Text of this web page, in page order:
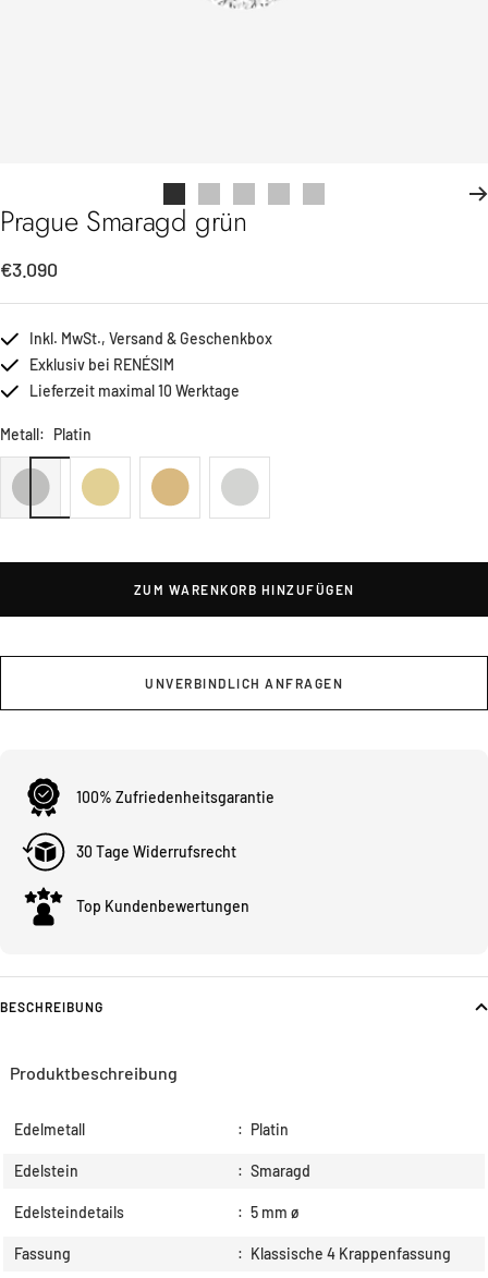
Zur
Slide
Zur
Slide
Zur
Slide
Zur
Zur
Prague Smaragd grün
Angebotspreis
€3.090
Inkl. MwSt., Versand & Geschenkbox
Exklusiv bei RENÉSIM
Lieferzeit maximal 10 Werktage
Metall: Platin
ZUM WARENKORB HINZUFÜGEN
UNVERBINDLICH ANFRAGEN
100% Zufriedenheitsgarantie
30 Tage Widerrufsrecht
Top Kundenbewertungen
BESCHREIBUNG
Produktbeschreibung
Edelmetall : Platin
Edelstein : Smaragd
Edelsteindetails : 5 mm ø
Fassung : Klassische 4 Krappenfassung